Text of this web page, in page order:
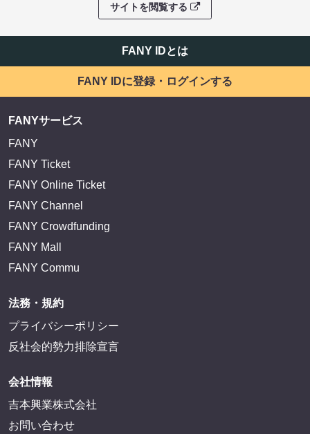
サイトを閲覧する
FANY IDとは
FANY IDに登録・ログインする
FANYサービス
FANY
FANY Ticket
FANY Online Ticket
FANY Channel
FANY Crowdfunding
FANY Mall
FANY Commu
法務・規約
プライバシーポリシー
反社会的勢力排除宣言
会社情報
吉本興業株式会社
お問い合わせ